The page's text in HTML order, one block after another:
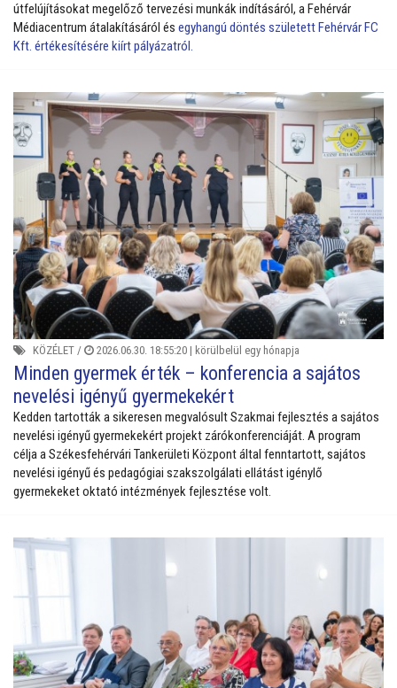
útfelújításokat megelőző tervezési munkák indításáról, a Fehérvár
Médiacentrum átalakításáról és egyhangú döntés született Fehérvár FC
Kft. értékesítésére kiírt pályázatról.
KÖZÉLET / 2026.06.30. 18:55:20 | körülbelül egy hónapja
Minden gyermek érték – konferencia a sajátos
nevelési igényű gyermekekért
Kedden tartották a sikeresen megvalósult Szakmai fejlesztés a sajátos
nevelési igényű gyermekekért projekt zárókonferenciáját. A program
célja a Székesfehérvári Tankerületi Központ által fenntartott, sajátos
nevelési igényű és pedagógiai szakszolgálati ellátást igénylő
gyermekeket oktató intézmények fejlesztése volt.